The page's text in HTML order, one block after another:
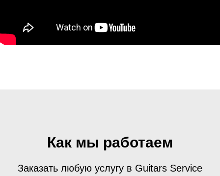
Как мы работаем
Заказать любую услугу в Guitars Service